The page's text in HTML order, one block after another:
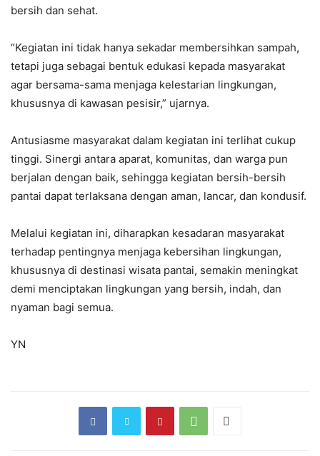
bersih dan sehat.
“Kegiatan ini tidak hanya sekadar membersihkan sampah,
tetapi juga sebagai bentuk edukasi kepada masyarakat
agar bersama-sama menjaga kelestarian lingkungan,
khususnya di kawasan pesisir,” ujarnya.
Antusiasme masyarakat dalam kegiatan ini terlihat cukup
tinggi. Sinergi antara aparat, komunitas, dan warga pun
berjalan dengan baik, sehingga kegiatan bersih-bersih
pantai dapat terlaksana dengan aman, lancar, dan kondusif.
Melalui kegiatan ini, diharapkan kesadaran masyarakat
terhadap pentingnya menjaga kebersihan lingkungan,
khususnya di destinasi wisata pantai, semakin meningkat
demi menciptakan lingkungan yang bersih, indah, dan
nyaman bagi semua.
YN